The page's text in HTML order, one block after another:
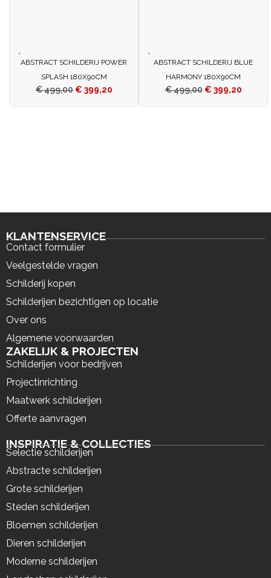
ABSTRACT SCHILDERIJ POWER
SPLASH 180X90CM
€499,00 € 399,20
ABSTRACT SCHILDERIJ BLUE
HARMONY 180X90CM
€499,00 € 399,20
KLANTENSERVICE
Contact formulier
Veelgestelde vragen
Schilderij kopen
Schilderijen bezichtigen op locatie
Over ons
Algemene voorwaarden
ZAKELIJK & PROJECTEN
Schilderijen voor bedrijven
Projectinrichting
Maatwerk schilderijen
Offerte aanvragen
INSPIRATIE & COLLECTIES
Selectie schilderijen
Abstracte schilderijen
Grote schilderijen
Steden schilderijen
Bloemen schilderijen
Dieren schilderijen
Moderne schilderijen